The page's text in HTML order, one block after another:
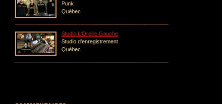
Punk
Québec
Studio L'Oreille Gauche
Studio d'enregistrement
Québec